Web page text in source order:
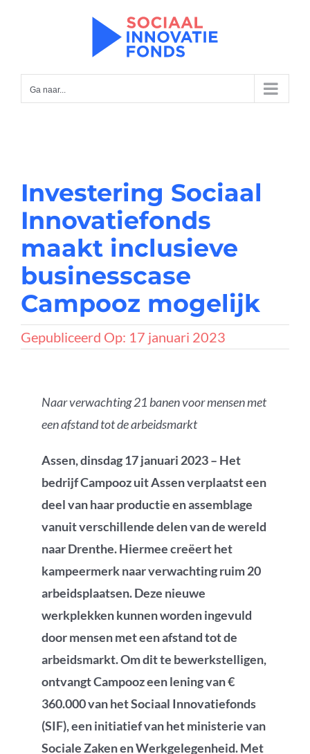
Ga naar...
Investering Sociaal
Innovatiefonds
maakt inclusieve
businesscase
Campooz mogelijk
Gepubliceerd Op: 17 januari 2023
Naar verwachting 21 banen voor mensen met
een afstand tot de arbeidsmarkt
Assen, dinsdag 17 januari 2023 – Het
bedrijf Campooz uit Assen verplaatst een
deel van haar productie en assemblage
vanuit verschillende delen van de wereld
naar Drenthe. Hiermee creëert het
kampeermerk naar verwachting ruim 20
arbeidsplaatsen. Deze nieuwe
werkplekken kunnen worden ingevuld
door mensen met een afstand tot de
arbeidsmarkt. Om dit te bewerkstelligen,
ontvangt Campooz een lening van €
360.000 van het Sociaal Innovatiefonds
(SIF), een initiatief van het ministerie van
Sociale Zaken en Werkgelegenheid. Met